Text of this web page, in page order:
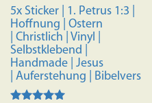
5x Sticker | 1. Petrus 1:3 |
Hoffnung | Ostern
| Christlich | Vinyl |
Selbstklebend |
Handmade | Jesus
| Auferstehung | Bibelvers